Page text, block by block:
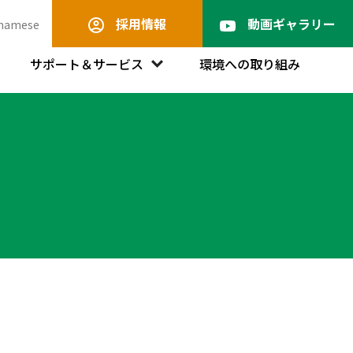
採用情報 動画ギャラリー
サポート＆サービス 環境への取り組み